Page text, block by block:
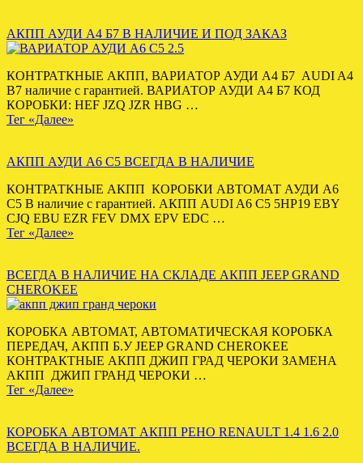
АКПП АУДИ А4 Б7 В НАЛИЧИЕ И ПОД ЗАКАЗ
КОНТРАТКНЫЕ АКПП, ВАРИАТОР АУДИ А4 Б7 AUDI A4
B7 наличие с гарантией. ВАРИАТОР АУДИ А4 Б7 КОД
КОРОБКИ: HEF JZQ JZR HBG …
Тег «Далее»
АКПП АУДИ А6 С5 ВСЕГДА В НАЛИЧИЕ
КОНТРАТКНЫЕ АКПП КОРОБКИ АВТОМАТ АУДИ А6
С5 В наличие с гарантией. АКПП AUDI A6 C5 5HP19 EBY
CJQ EBU EZR FEV DMX EPV EDC …
Тег «Далее»
ВСЕГДА В НАЛИЧИЕ НА СКЛАДЕ АКПП JEEP GRAND
CHEROKEE
КОРОБКА АВТОМАТ, АВТОМАТИЧЕСКАЯ КОРОБКА
ПЕРЕДАЧ, АКПП Б.У JEEP GRAND CHEROKEE
КОНТРАКТНЫЕ АКПП ДЖИП ГРАД ЧЕРОКИ ЗАМЕНА
АКПП ДЖИП ГРАНД ЧЕРОКИ …
Тег «Далее»
КОРОБКА АВТОМАТ АКПП РЕНО RENAULT 1.4 1.6 2.0
ВСЕГДА В НАЛИЧИЕ.